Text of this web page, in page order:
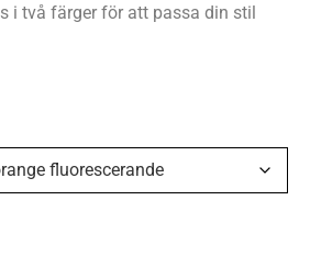
i två färger för att passa din stil